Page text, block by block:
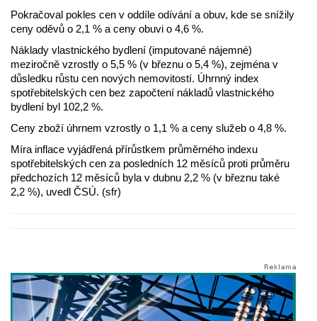
Pokračoval pokles cen v oddíle odívání a obuv, kde se snížily
ceny oděvů o 2,1 % a ceny obuvi o 4,6 %.
Náklady vlastnického bydlení (imputované nájemné)
meziročně vzrostly o 5,5 % (v březnu o 5,4 %), zejména v
důsledku růstu cen nových nemovitostí. Úhrnný index
spotřebitelských cen bez započtení nákladů vlastnického
bydlení byl 102,2 %.
Ceny zboží úhrnem vzrostly o 1,1 % a ceny služeb o 4,8 %.
Míra inflace vyjádřená přírůstkem průměrného indexu
spotřebitelských cen za posledních 12 měsíců proti průměru
předchozích 12 měsíců byla v dubnu 2,2 % (v březnu také
2,2 %), uvedl ČSÚ. (sfr)